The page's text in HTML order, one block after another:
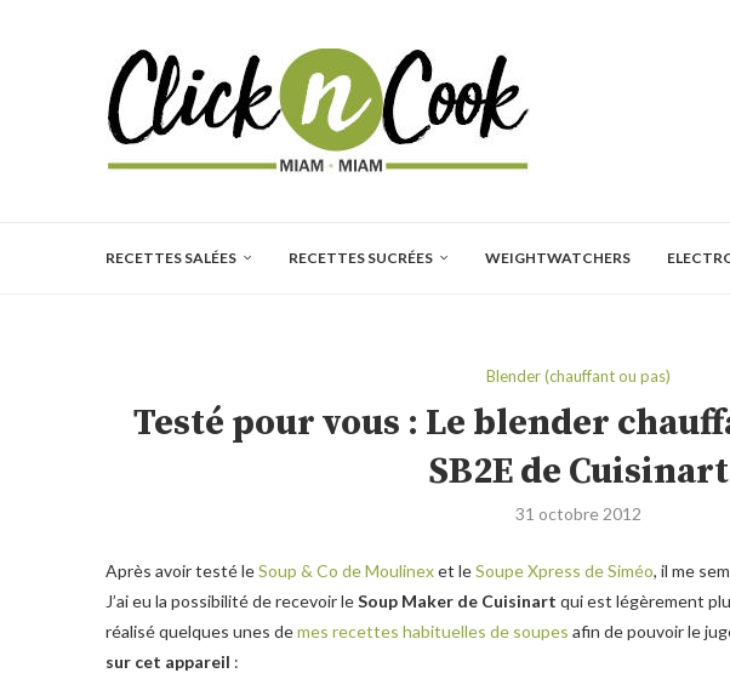
RECETTES SALÉES RECETTES SUCRÉES WEIGHTWATCHERS
Blender (chauffant ou pas)
Testé pour vous : Le blender
SB2E de Cuisinart
31 octobre 2012
Après avoir testé leSoup & Co de Moulinexet leSoupe Xpress de Siméo, il me
J’ai eu la possibilité de recevoir leSoup Maker de Cuisinart qui est légèrement
réalisé quelques unes demes recettes habituelles de soupes afin de pouvoir le
sur cet appareil :